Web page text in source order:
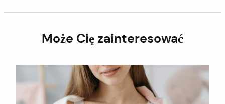
Może Cię zainteresować